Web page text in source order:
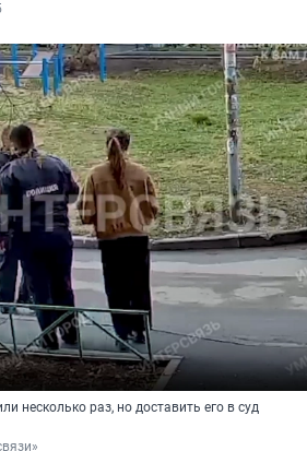
несколько раз, но доставить его в суд